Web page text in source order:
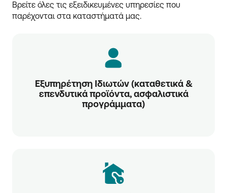
Βρείτε όλες τις εξειδικευμένες υπηρεσίες που
παρέχονται στα καταστήματά μας.
Εξυπηρέτηση Ιδιωτών (καταθετικά &
επενδυτικά προϊόντα, ασφαλιστικά
προγράμματα)